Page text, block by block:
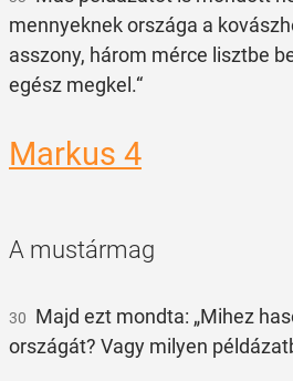
mennyeknek országa a
asszony, három mérce lisztbe
egész megkel.“
Markus 4
A mustármag
30 Majd ezt mondta: „Mihez
országát? Vagy milyen